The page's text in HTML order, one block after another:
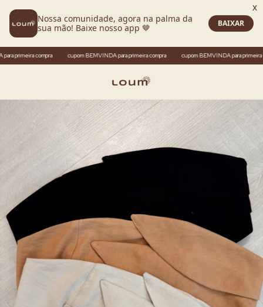
compra cupom BEMVINDA para primeira compra cupom BEMVINDA para primeira compra